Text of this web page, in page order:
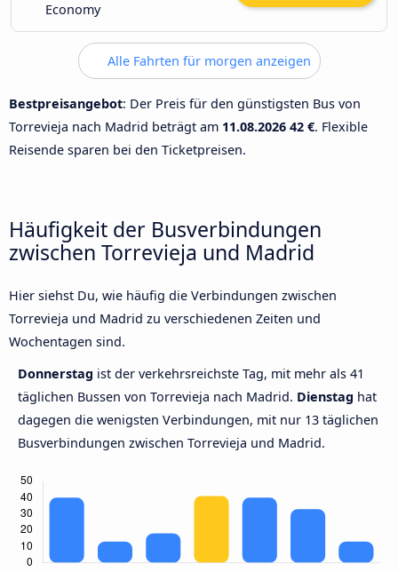
Economy
Alle Fahrten für morgen anzeigen
Bestpreisangebot: Der Preis für den günstigsten Bus von
Torrevieja nach Madrid beträgt am 11.08.2026 42 €. Flexible
Reisende sparen bei den Ticketpreisen.
Häufigkeit der Busverbindungen
zwischen Torrevieja und Madrid
Hier siehst Du, wie häufig die Verbindungen zwischen
Torrevieja und Madrid zu verschiedenen Zeiten und
Wochentagen sind.
Donnerstag ist der verkehrsreichste Tag, mit mehr als 41
täglichen Bussen von Torrevieja nach Madrid. Dienstag hat
dagegen die wenigsten Verbindungen, mit nur 13 täglichen
Busverbindungen zwischen Torrevieja und Madrid.